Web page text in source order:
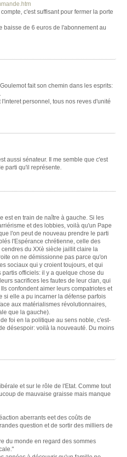
c'est suffisant pour fermer la porte
baisse de 6 euros de l'abonnement au
fait son chemin dans les esprits:
personnel, tous nos reves d'unité
aussi sénateur. Il me semble que c'est
parti qu'il représente.
est en train de naître à gauche. Si les
et des lobbies, voilà qu'un Pape
l'on peut de nouveau prendre le parti
l'Espérance chrétienne, celle des
du XXè siècle jaillit claire la
on ne démissionne pas parce qu'on
sociaux qui y croient toujours, et qui
officiels: il y a quelque chose du
sacrifices les fautes de leur clan, qui
confondent aimer leurs compatriotes et
si elle a pu incarner la défense parfois
aux matérialismes révolutionnaires,
que la gauche).
foi en la politique au sens noble, c'est-
désespoir: voilà la nouveauté. Du moins
et sur le rôle de l'Etat. Comme tout
de mauvaise graisse mais manque
aberrants eet des coûts de
question et de sortir des milliers de
du monde en regard des sommes